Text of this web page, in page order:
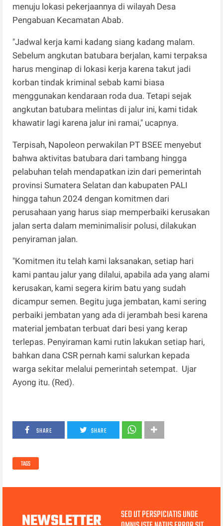
menuju lokasi pekerjaannya di wilayah Desa
Pengabuan Kecamatan Abab.
"Jadwal kerja kami kadang siang kadang malam.
Sebelum angkutan batubara berjalan, kami terpaksa
harus menginap di lokasi kerja karena takut jadi
korban tindak kriminal sebab kami biasa
menggunakan kendaraan roda dua. Tetapi sejak
angkutan batubara melintas di jalur ini, kami tidak
khawatir lagi karena jalur ini ramai," ucapnya.
Terpisah, Napoleon perwakilan PT BSEE menyebut
bahwa aktivitas batubara dari tambang hingga
pelabuhan telah mendapatkan izin dari pemerintah
provinsi Sumatera Selatan dan kabupaten PALI
hingga tahun 2024 dengan komitmen dari
perusahaan yang harus siap memperbaiki kerusakan
jalan serta dalam meminimalisir polusi, dilakukan
penyiraman jalan.
"Komitmen itu telah kami laksanakan, setiap hari
kami pantau jalur yang dilalui, apabila ada yang alami
kerusakan, kami segera kirim batu yang sudah
dicampur semen. Begitu juga jembatan, kami sering
perbaiki jembatan yang ada di jerambah besi karena
material jembatan terbuat dari besi yang kerap
terlepas. Penyiraman kami rutin lakukan setiap hari,
bahkan dana CSR pernah kami salurkan kepada
warga sekitar melalui pemerintah setempat. Ujar
Ayong itu. (Red).
SHARE SHARE
TAGS
NEWSLETTER SED UT PERSPICIATIS UNDE